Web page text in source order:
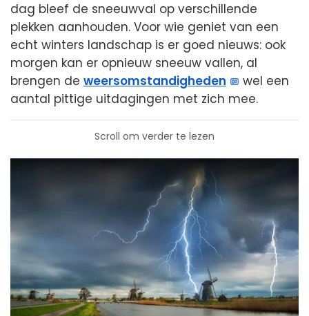
dag bleef de sneeuwval op verschillende
plekken aanhouden. Voor wie geniet van een
echt winters landschap is er goed nieuws: ook
morgen kan er opnieuw sneeuw vallen, al
brengen de weersomstandigheden
wel een
aantal pittige uitdagingen met zich mee.
Scroll om verder te lezen